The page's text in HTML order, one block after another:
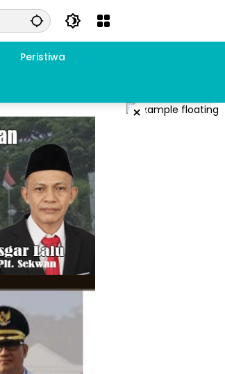
Peristiwa
×